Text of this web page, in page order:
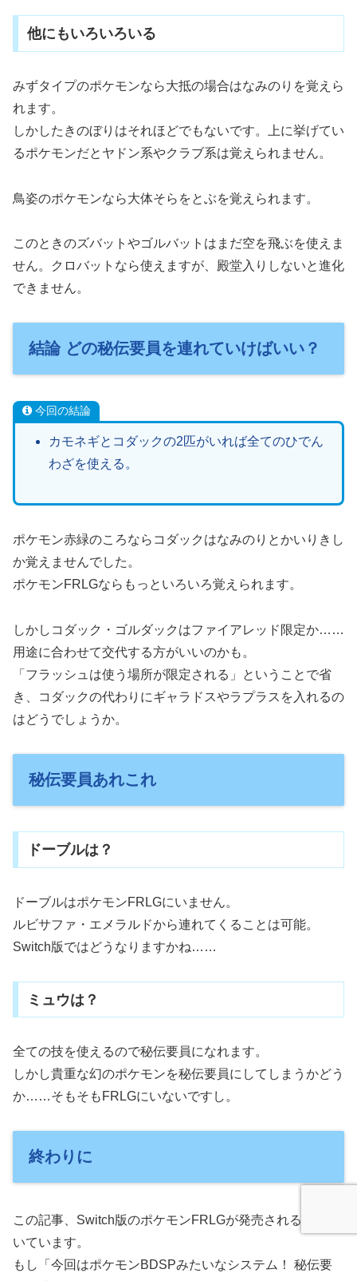
他にもいろいろいる
みずタイプのポケモンなら大抵の場合はなみのりを覚えら
れます。
しかしたきのぼりはそれほどでもないです。上に挙げてい
るポケモンだとヤドン系やクラブ系は覚えられません。
鳥姿のポケモンなら大体そらをとぶを覚えられます。
このときのズバットやゴルバットはまだ空を飛ぶを使えま
せん。クロバットなら使えますが、殿堂入りしないと進化
できません。
結論 どの秘伝要員を連れていけばいい？
今回の結論
カモネギとコダックの2匹がいれば全てのひでん
わざを使える。
ポケモン赤緑のころならコダックはなみのりとかいりきし
か覚えませんでした。
ポケモンFRLGならもっといろいろ覚えられます。
しかしコダック・ゴルダックはファイアレッド限定か……
用途に合わせて交代する方がいいのかも。
「フラッシュは使う場所が限定される」ということで省
き、コダックの代わりにギャラドスやラプラスを入れるの
はどうでしょうか。
秘伝要員あれこれ
ドーブルは？
ドーブルはポケモンFRLGにいません。
ルビサファ・エメラルドから連れてくることは可能。
Switch版ではどうなりますかね……
ミュウは？
全ての技を使えるので秘伝要員になれます。
しかし貴重な幻のポケモンを秘伝要員にしてしまうかどう
か……そもそもFRLGにいないですし。
終わりに
この記事、Switch版のポケモンFRLGが発売される前に書
いています。
もし「今回はポケモンBDSPみたいなシステム！ 秘伝要